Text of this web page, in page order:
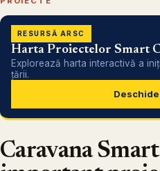
RESURSĂ ARSC
Harta Proiectelor Smart
Explorează harta interactivă a
țării.
Caravana